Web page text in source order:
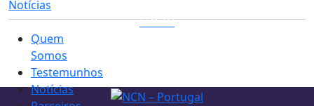
Notícias
LOGIN
Quem
Somos
Testemunhos
Notícias